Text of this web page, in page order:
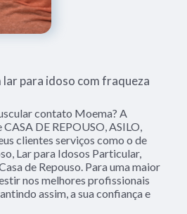
lar para idoso com fraqueza
contato Moema? A
DE REPOUSO, ASILO,
clientes serviços como o de
Lar para Idosos Particular,
de Repouso. Para uma maior
nos melhores profissionais
assim, a sua confiança e